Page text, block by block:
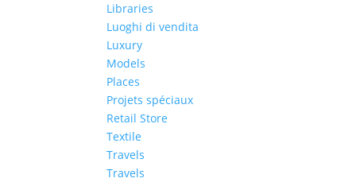
Libraries
Luoghi di vendita
Luxury
Models
Places
Projets spéciaux
Retail Store
Textile
Travels
Travels